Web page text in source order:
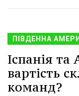
ПІВДЕННА
Іспанія
вартість
команд?